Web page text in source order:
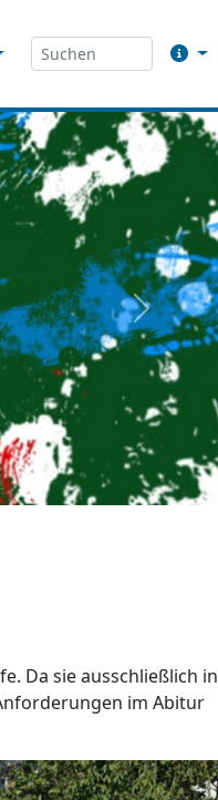
weiter
Da sie ausschließlich in
im Abitur